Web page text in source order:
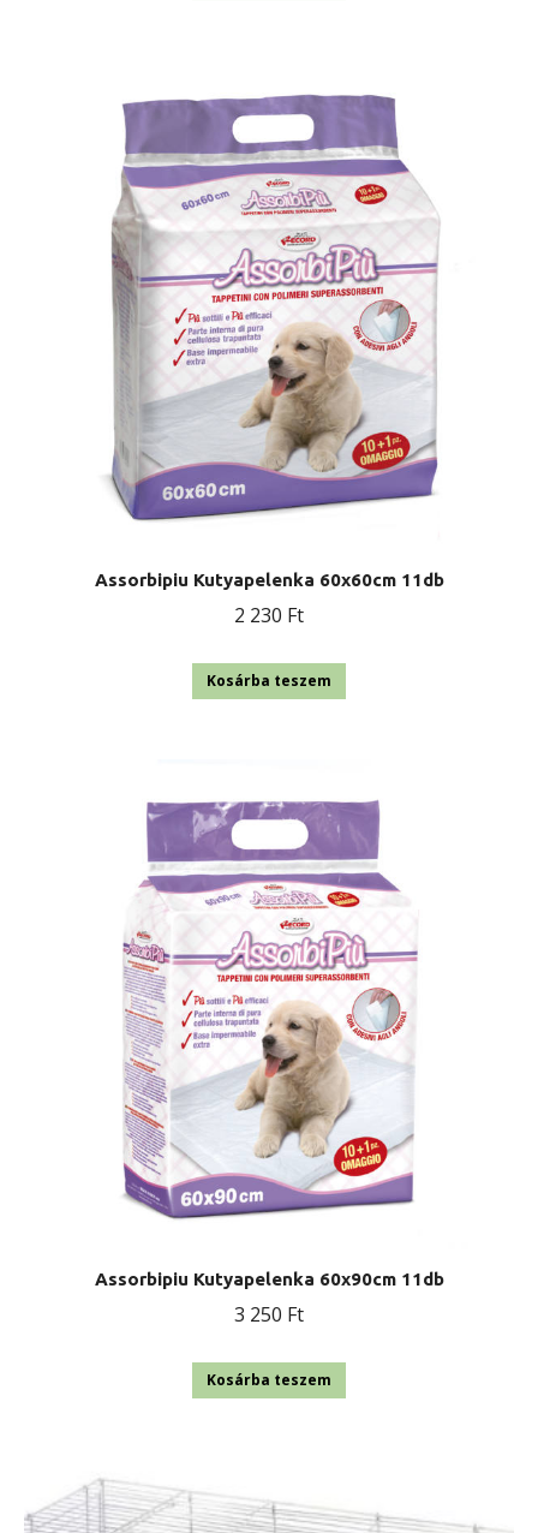
Assorbipiu Kutyapelenka 60x60cm 11db
2 230 Ft
Kosárba teszem
Assorbipiu Kutyapelenka 60x90cm 11db
3 250 Ft
Kosárba teszem